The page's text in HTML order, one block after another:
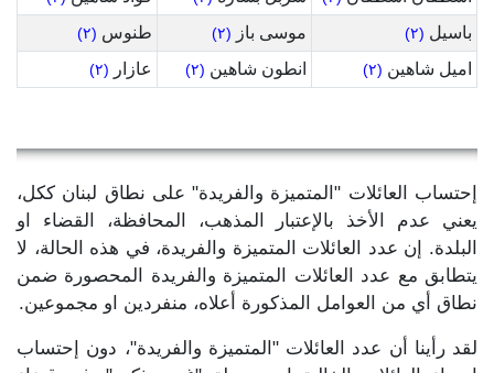
باسيل (٢) موسى باز (٢) طنوس (٢)
اميل شاهين (٢) انطون شاهين (٢) عازار (٢)
إحتساب العائلات "المتميزة والفريدة" على نطاق لبنان ككل،
يعني عدم الأخذ بالإعتبار المذهب، المحافظة، القضاء او
البلدة. إن عدد العائلات المتميزة والفريدة، في هذه الحالة، لا
يتطابق مع عدد العائلات المتميزة والفريدة المحصورة ضمن
نطاق أي من العوامل المذكورة أعلاه، منفردين او مجموعين.
لقد رأينا أن عدد العائلات "المتميزة والفريدة"، دون إحتساب